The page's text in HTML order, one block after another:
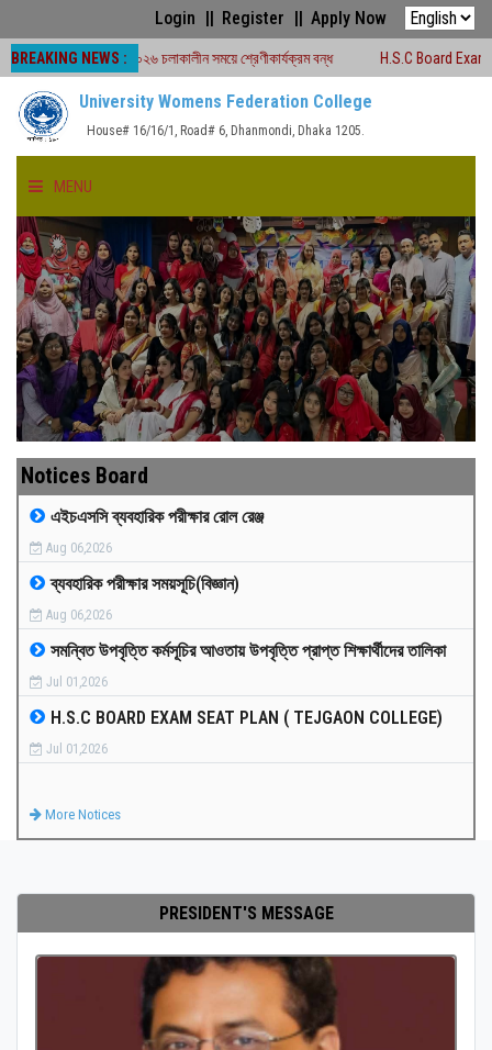
Login Register Apply Now
BREAKING NEWS :
পরীক্ষা -২০২৬ চলাকালীন সময়ে শ্রেণীকার্যক্রম বন্ধ H.S.C Board Exam Seat Plan (
University Womens Federation College
House# 16/16/1, Road# 6, Dhanmondi, Dhaka 1205.
MENU
HOME
ABOUT US
FACULTIES
ACADEMICS
GALLERY
MEDIA
PAYMENT
CO-CURRICULUM
RESULTS
Notices Board
এইচএসসি ব্যবহারিক পরীক্ষার রোল রেঞ্জ
Aug 06,2026
ব্যবহারিক পরীক্ষার সময়সূচি(বিজ্ঞান)
Aug 06,2026
সমন্বিত উপবৃত্তি কর্মসূচির আওতায় উপবৃত্তি প্রাপ্ত শিক্ষার্থীদের তালিকা
Jul 01,2026
H.S.C BOARD EXAM SEAT PLAN ( TEJGAON COLLEGE)
Jul 01,2026
More Notices
PRESIDENT'S MESSAGE